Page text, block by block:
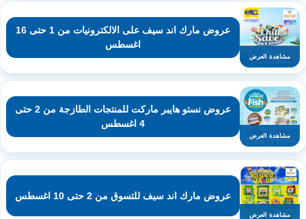
مشاهدة العرض
عروض مارك اند سيف على الالكترونيات من 1 حتى 16
اغسطس
مشاهدة العرض
عروض نستو هايبر ماركت للمنتجات الطازجة من 2 حتى
4 اغسطس
مشاهدة العرض
عروض مارك اند سيف للتسوق من 2 حتى 10 اغسطس